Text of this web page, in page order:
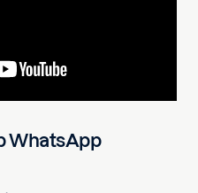
WhatsApp